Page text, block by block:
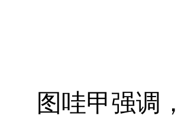
图哇甲强调